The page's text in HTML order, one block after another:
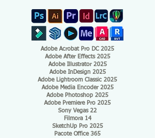
Adobe Acrobat Pro DC 2025
Adobe After Effects 2025
Adobe Illustrator 2025
Adobe InDesign 2025
Adobe Lightroom Classic 2025
Adobe Media Encoder 2025
Adobe Photoshop 2025
Adobe Premiere Pro 2025
Sony Vegas 22
Filmora 14
SketchUp Pro 2025
Pacote Office 365